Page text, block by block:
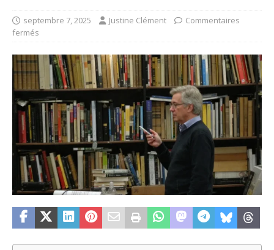
septembre 7, 2025 Justine Clément
Commentaires
fermés